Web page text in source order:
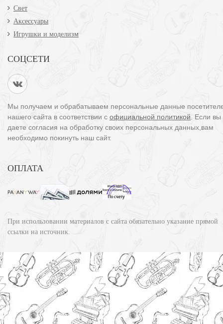
Свет
Аксессуары
Игрушки и моделизм
СОЦСЕТИ
Мы получаем и обрабатываем персональные данные
нашего сайта в соответствии с официальной политикой. Если вы
даете согласия на обработку своих персональных данных,вам
необходимо покинуть наш сайт.
ОПЛАТА
При использовании материалов с сайта обязательно указание прямой
ссылки на источник.